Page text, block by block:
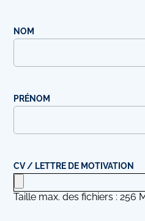
NOM
PRÉNOM
CV / LETTRE DE MOTIVATION
Taille max. des fichiers : 256